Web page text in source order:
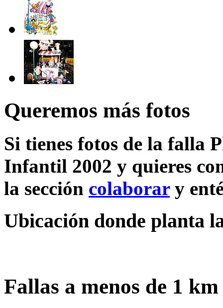
Queremos más fotos
Si tienes fotos de la falla
Infantil 2002 y quieres
la sección colaborary
Ubicación donde planta
Fallas a menos de 1